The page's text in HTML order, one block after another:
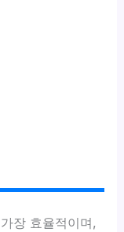
장 효율적이며,